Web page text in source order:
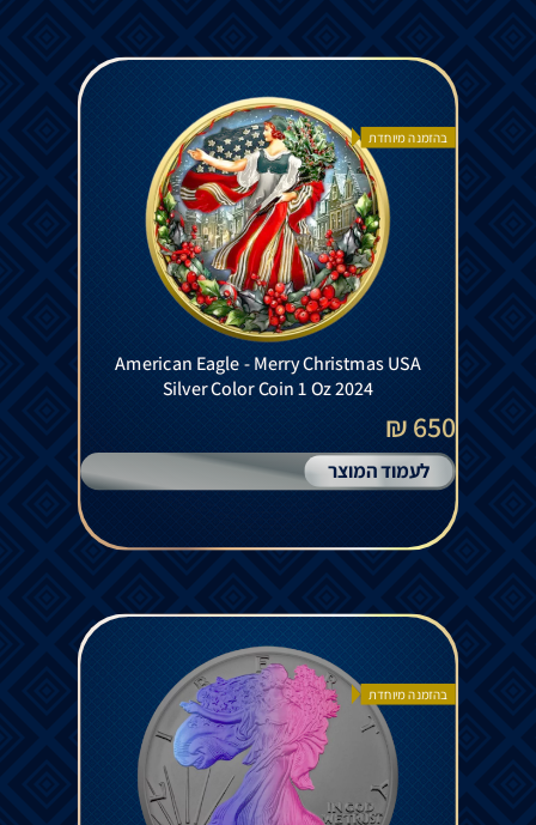
בהזמנה מיוחדת
American Eagle - Merry Christmas USA
Silver Color Coin 1 Oz 2024
650 ₪
לעמוד המוצר
בהזמנה מיוחדת